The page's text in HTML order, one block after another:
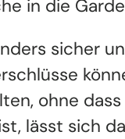
in die
sicher
ohne
lässt sich